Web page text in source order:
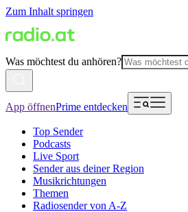
Zum Inhalt springen
Was möchtest du anhören?
App öffnenPrime entdecken
Top Sender
Podcasts
Live Sport
Sender aus deiner Region
Musikrichtungen
Themen
Radiosender von A-Z